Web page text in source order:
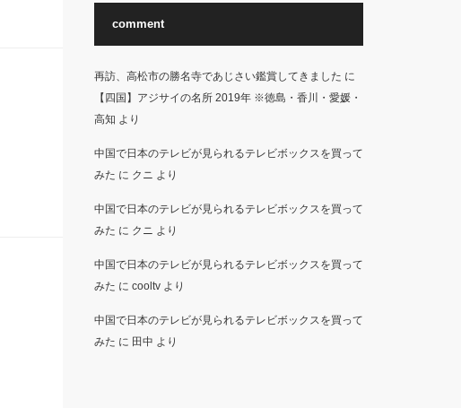
comment
再訪、高松市の勝名寺であじさい鑑賞してきました に
【四国】アジサイの名所 2019年 ※徳島・香川・愛媛・
高知 より
中国で日本のテレビが見られるテレビボックスを買って
みた に クニ より
中国で日本のテレビが見られるテレビボックスを買って
みた に クニ より
中国で日本のテレビが見られるテレビボックスを買って
みた に cooltvより
中国で日本のテレビが見られるテレビボックスを買って
みた に 田中 より